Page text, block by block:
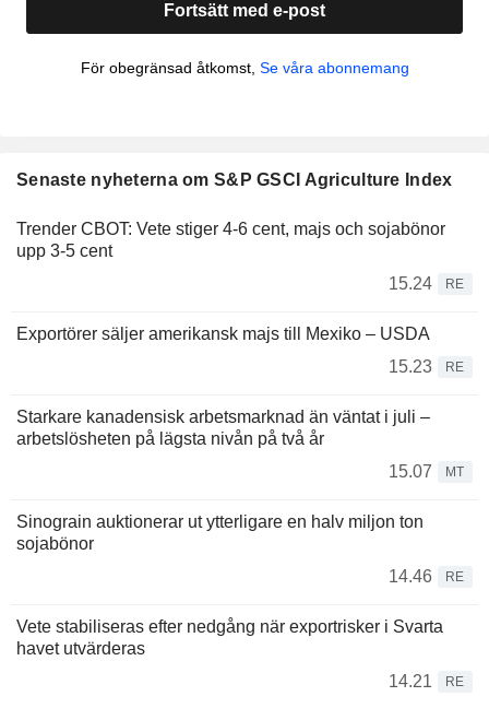
Fortsätt med e-post
För obegränsad åtkomst, Se våra abonnemang
Senaste nyheterna om S&P GSCI Agriculture Index
Trender CBOT: Vete stiger 4-6 cent, majs och sojabönor
upp 3-5 cent
15.24
RE
Exportörer säljer amerikansk majs till Mexiko – USDA
15.23
RE
Starkare kanadensisk arbetsmarknad än väntat i juli –
arbetslösheten på lägsta nivån på två år
15.07
MT
Sinograin auktionerar ut ytterligare en halv miljon ton
sojabönor
14.46
RE
Vete stabiliseras efter nedgång när exportrisker i Svarta
havet utvärderas
14.21
RE